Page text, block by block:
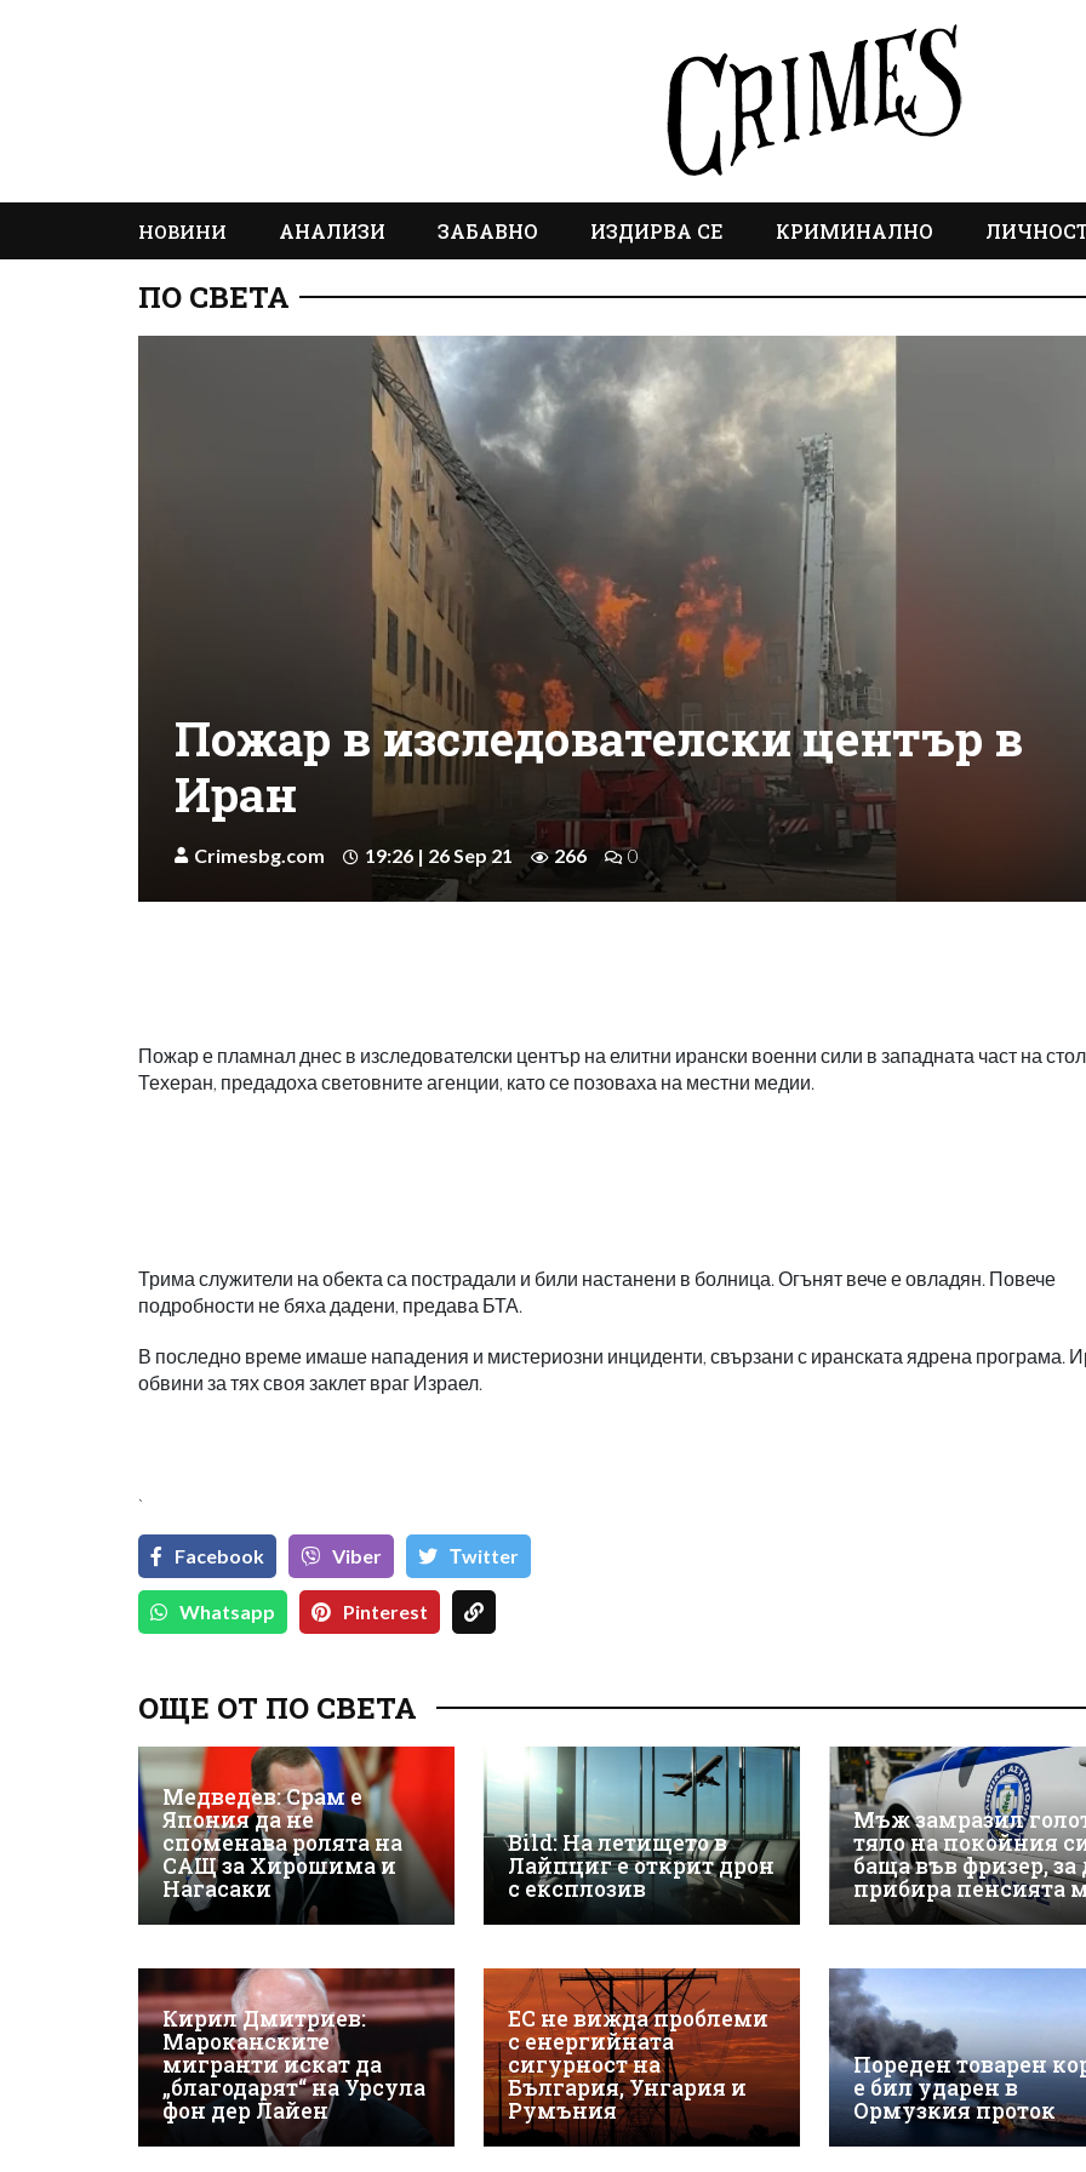
НОВИНИ АНАЛИЗИ ЗАБАВНО ИЗДИРВА СЕ КРИМИНАЛНО
ПО СВЕТА
Пожар в изследователски център в
Иран
Crimesbg.com 19:26 | 26 Sep 21 266 0
Пожар е пламнал днес в изследователски център на елитни ирански военни сили в западната част на
Техеран, предадоха световните агенции, като се позоваха на местни медии.
Трима служители на обекта са пострадали и били настанени в болница. Огънят вече е овладян. Повече
подробности не бяха дадени, предава БТА.
В последно време имаше нападения и мистериозни инциденти, свързани с иранската ядрена програма.
обвини за тях своя заклет враг Израел.
`
Facebook Viber Тwitter
Whatsapp Pinterest
ОЩЕ ОТ ПО СВЕТА
Медведев: Срам е
Япония да не
споменава ролята на
САЩ за Хирошима и
Нагасаки
Bild: На летището в
Лайпциг е открит дрон
с експлозив
Мъж замразил
тяло на покойния
баща във фризер, за
прибира пенсията
Кирил Дмитриев:
Мароканските
мигранти искат да
„благодарят“ на Урсула
фон дер Лайен
ЕС не вижда проблеми
с енергийната
сигурност на
България, Унгария и
Румъния
Пореден товарен
е бил ударен в
Ормузкия проток